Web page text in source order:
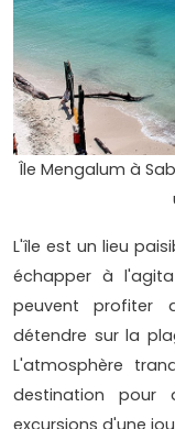
Île Mengalum à
L'île est un lieu
échapper à
peuvent profiter
détendre sur la
L'atmosphère
destination pour
excursions d'une